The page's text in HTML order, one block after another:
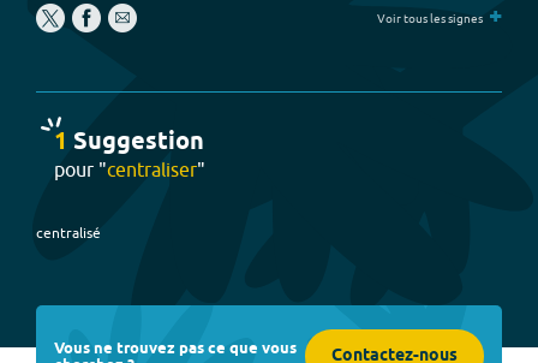
Voir tous les signes +
1 Suggestion
pour "centraliser"
centralisé
Vous ne trouvez pas ce que vous Contactez-nous